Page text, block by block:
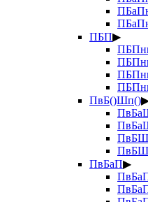
ПБП▶
ПвБ()Шп()
ПвБаП▶